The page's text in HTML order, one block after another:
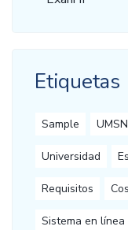
Etiquetas
Sample
Universidad
Requisitos
Sistema en línea